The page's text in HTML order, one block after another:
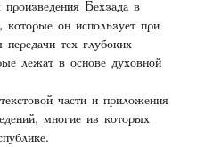
Бехзада в
он использует при
тех глубоких
лежат в основе духовной
части и приложения
многие из которых